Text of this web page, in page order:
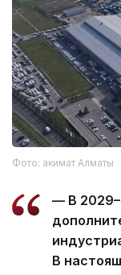
Фото: акимат Алматы
— В
В